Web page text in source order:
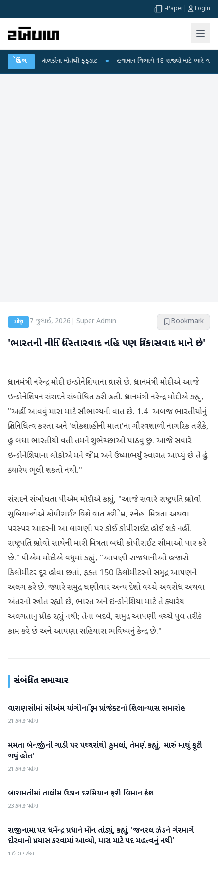
E-Paper Login
બ્રેકિંગ
6 બાળકોના મોતથી ફફડાટ ● હવામાન વિભાગે 18 રાજ્યો માટે ભારે વરસાદની
રાષ્ટ્રીય 7 જુલાઈ, 2026 Super Admin Bookmark
'ભારતની નીતિ વિસ્તારવાદ નહિ પણ વિકાસવાદ માને છે'
પ્રધાનમંત્રી નરેન્દ્ર મોદી ઇન્ડોનેશિયાના પ્રવાસે છે. પ્રધાનમંત્રી મોદીએ આજે ​​
ઇન્ડોનેશિયન સંસદને સંબોધિત કરી હતી. પ્રધાનમંત્રી નરેન્દ્ર મોદીએ કહ્યું,
"અહીં આવવું મારા માટે સૌભાગ્યની વાત છે. 1.4 અબજ ભારતીયોનું
પ્રતિનિધિત્વ કરતા અને 'લોકશાહીની માતા'ના ગૌરવશાળી નાગરિક તરીકે,
હું બધા ભારતીયો વતી તમને શુભેચ્છાઓ પાઠવું છું. આજે સવારે
ઇન્ડોનેશિયાના લોકોએ મને જે પ્રેમ અને ઉષ્માભર્યું સ્વાગત આપ્યું છે તે હું
ક્યારેય ભૂલી શકતો નથી."
સંસદને સંબોધતા પીએમ મોદીએ કહ્યું, "આજે સવારે રાષ્ટ્રપતિ પ્રબોવો
સુબિયાન્ટોએ કોપીરાઈટ વિશે વાત કરી. પ્રેમ, સ્નેહ, મિત્રતા અથવા
પરસ્પર આદરની આ લાગણી પર કોઈ કોપીરાઈટ હોઈ શકે નહીં.
રાષ્ટ્રપતિ પ્રબોવો સાથેની મારી મિત્રતા બધી કોપીરાઈટ સીમાઓ પાર કરે
છે." પીએમ મોદીએ વધુમાં કહ્યું, "આપણી રાજધાનીઓ હજારો
કિલોમીટર દૂર હોવા છતાં, ફક્ત 150 કિલોમીટરનો સમુદ્ર આપણને
અલગ કરે છે. જ્યારે સમુદ્ર ઘણીવાર અન્ય દેશો વચ્ચે અવરોધ અથવા
અંતરનો સ્ત્રોત રહ્યો છે, ભારત અને ઇન્ડોનેશિયા માટે તે ક્યારેય
અલગતાનું પ્રતીક રહ્યું નથી; તેના બદલે, સમુદ્ર આપણી વચ્ચે પુલ તરીકે
કામ કરે છે અને આપણા સહિયારા ભવિષ્યનું કેન્દ્ર છે."
સંબંધિત સમાચાર
રાષ્ટ્રીય
વારાણસીમાં સીએમ યોગીના ડ્રીમ પ્રોજેક્ટનો શિલાન્યાસ સમારોહ
21 કલાક પહેલા
રાષ્ટ્રીય
મમતા બેનર્જીની ગાડી પર પથ્થરોથી હુમલો, તેમણે કહ્યું, 'મારું માથું ફૂટી
ગયું હોત'
21 કલાક પહેલા
રાષ્ટ્રીય
બારામતીમાં તાલીમ ઉડાન દરમિયાન ફરી વિમાન ક્રેશ
23 કલાક પહેલા
રાષ્ટ્રીય
રાજીનામા પર ધર્મેન્દ્ર પ્રધાને મૌન તોડ્યું, કહ્યું, 'જનરલ ઝેડને ગેરમાર્ગે
દોરવાનો પ્રયાસ કરવામાં આવ્યો, મારા માટે પદ મહત્વનું નથી'
1 દિવસ પહેલા